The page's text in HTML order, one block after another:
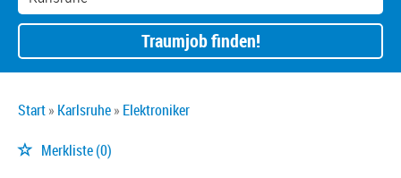
Traumjob finden!
Start Karlsruhe Elektroniker
Merkliste(0)